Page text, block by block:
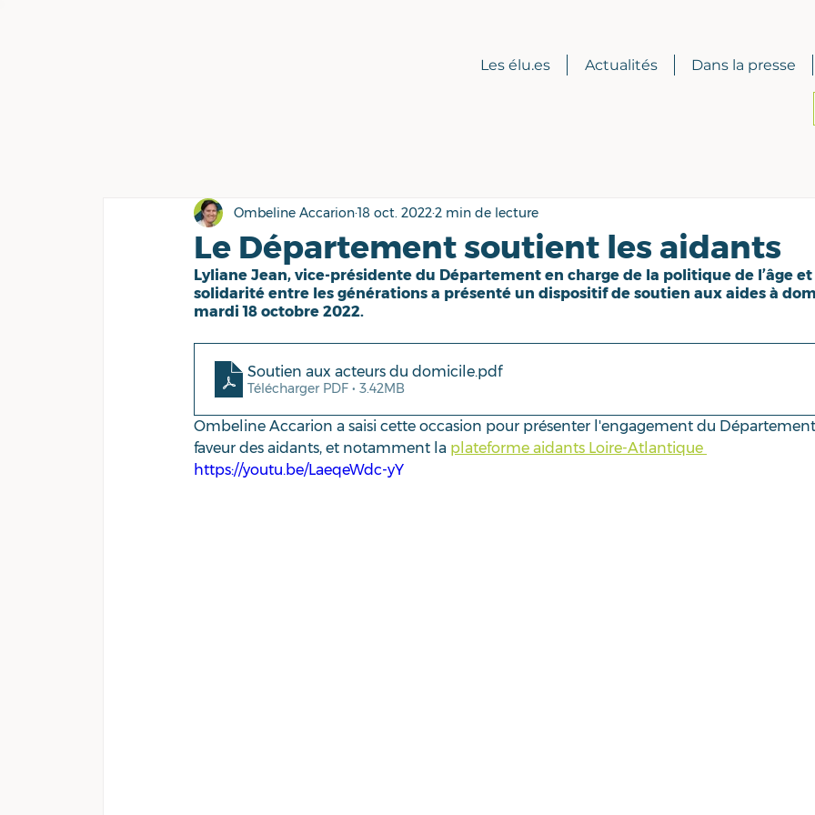
Les élu.es Actualités Dans la presse
Le Département soutient les aidants
Ombeline Accarion18 oct. 20222 min de lecture
Lyliane Jean, vice-présidente du Département en charge de la politique de l’âge
solidarité entre les générations a présenté un dispositif de soutien aux aides à
mardi 18 octobre 2022.
Soutien aux acteurs du domicile.pdf
Télécharger PDF • 3.42MB
Ombeline Accarion a saisi cette occasion pour présenter l'engagement du
faveur des aidants, et notamment la plateforme aidants Loire-Atlantique
https://youtu.be/LaeqeWdc-yY